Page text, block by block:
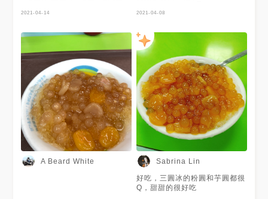
2021-04-14 2021-04-08
A Beard White Sabrina Lin
好吃，三圓冰的粉圓和芋圓都很
Q，甜甜的很好吃